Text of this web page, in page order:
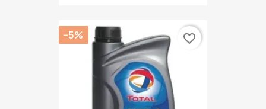
−5% favorite_border